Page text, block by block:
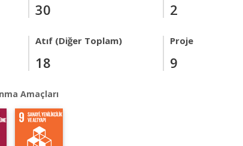
30 2
Atıf (Diğer Toplam)
18
Proje
9
Amaçları